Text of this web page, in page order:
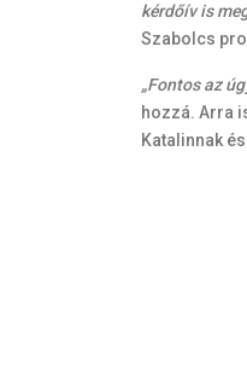
kérdőív is
Szabolcs
„Fontos az
hozzá. Arra
Katalinnak